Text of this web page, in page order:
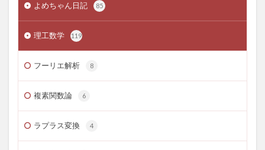
よめちゃん日記 85
理工数学 119
フーリエ解析 8
複素関数論 6
ラプラス変換 4